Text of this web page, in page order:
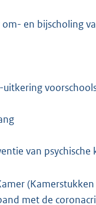
en bijscholing
van
met de